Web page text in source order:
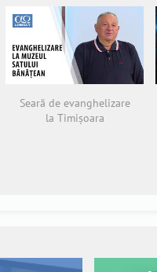
Seară de evanghelizare
la Timișoara